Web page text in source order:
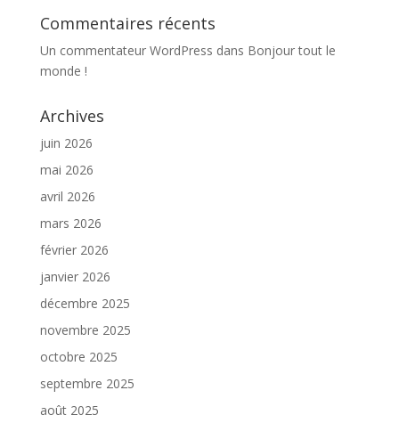
Commentaires récents
Un commentateur WordPress dans Bonjour tout le
monde !
Archives
juin 2026
mai 2026
avril 2026
mars 2026
février 2026
janvier 2026
décembre 2025
novembre 2025
octobre 2025
septembre 2025
août 2025